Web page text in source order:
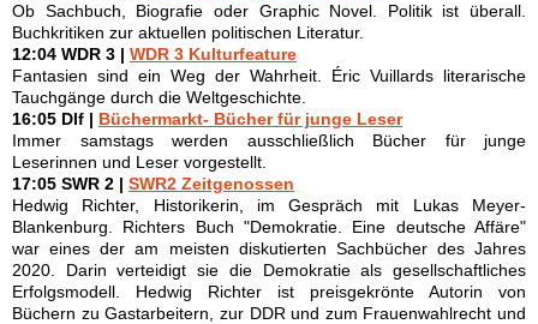
Ob Sachbuch, Biografie oder Graphic Novel. Politik ist überall.
Buchkritiken zur aktuellen politischen Literatur.
12:04 WDR 3 | WDR 3 Kulturfeature
Fantasien sind ein Weg der Wahrheit. Éric Vuillards literarische
Tauchgänge durch die Weltgeschichte.
16:05 Dlf | Büchermarkt- Bücher für junge Leser
Immer samstags werden ausschließlich Bücher für junge
Leserinnen und Leser vorgestellt.
17:05 SWR 2 | SWR2 Zeitgenossen
Hedwig Richter, Historikerin, im Gespräch mit Lukas Meyer-
Blankenburg. Richters Buch "Demokratie. Eine deutsche Affäre"
war eines der am meisten diskutierten Sachbücher des Jahres
2020. Darin verteidigt sie die Demokratie als gesellschaftliches
Erfolgsmodell. Hedwig Richter ist preisgekrönte Autorin von
Büchern zu Gastarbeitern, zur DDR und zum Frauenwahlrecht und